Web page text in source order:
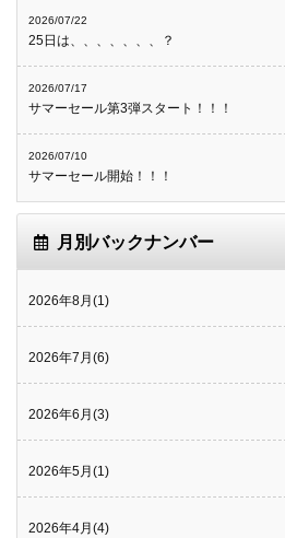
2026/07/22
25日は、、、、、、、？
2026/07/17
サマーセール第3弾スタート！！！
2026/07/10
サマーセール開始！！！
月別バックナンバー
2026年8月(1)
2026年7月(6)
2026年6月(3)
2026年5月(1)
2026年4月(4)